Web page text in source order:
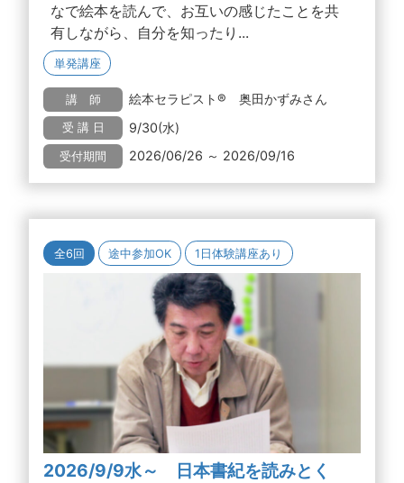
なで絵本を読んで、お互いの感じたことを共
有しながら、自分を知ったり...
単発講座
講 師 絵本セラピスト® 奥田かずみさん
受 講 日 9/30(水)
受付期間 2026/06/26 ～ 2026/09/16
全6回 途中参加OK 1日体験講座あり
2026/9/9水～ 日本書紀を読みとく